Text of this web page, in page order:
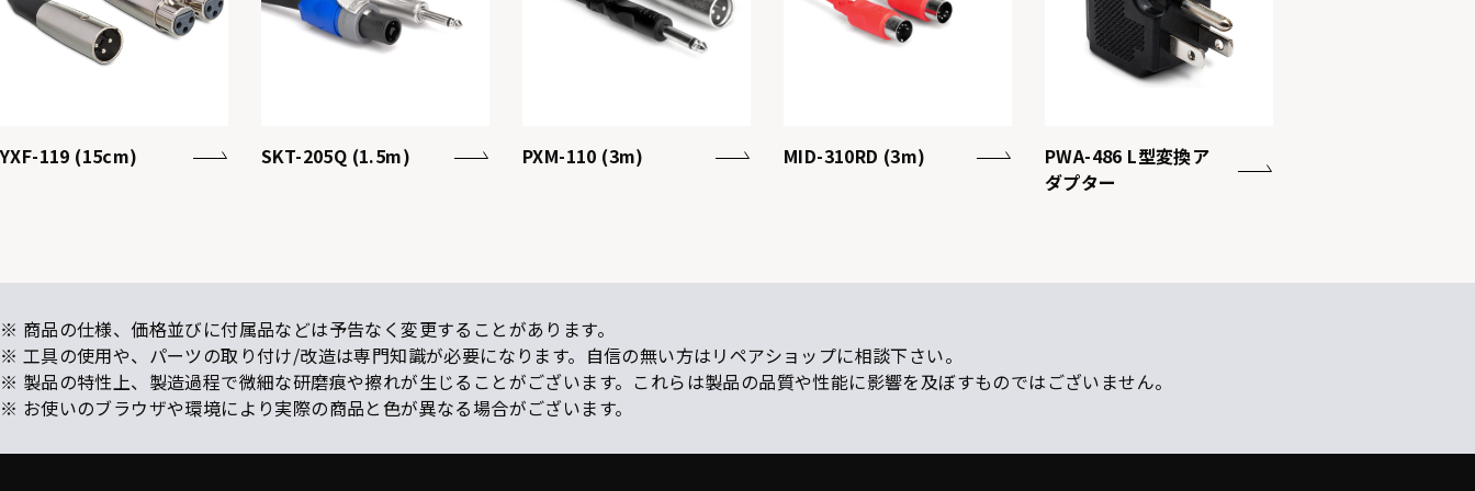
YXF-119 (15cm) SKT-205Q (1.5m) PXM-110 (3m) MID-310RD (3m)
PWA-486 L型変換ア
ダプター
※ 商品の仕様、価格並びに付属品などは予告なく変更することがあります。
※ 工具の使用や、パーツの取り付け/改造は専門知識が必要になります。自信の無い方はリペアショップに相談下さい。
※ 製品の特性上、製造過程で微細な研磨痕や擦れが生じることがございます。これらは製品の品質や性能に影響を及ぼすものではございません。
※ お使いのブラウザや環境により実際の商品と色が異なる場合がございます。